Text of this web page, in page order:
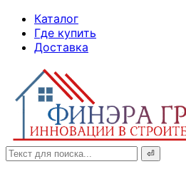
Skip
Content
Каталог
Где купить
Доставка
Search
for: